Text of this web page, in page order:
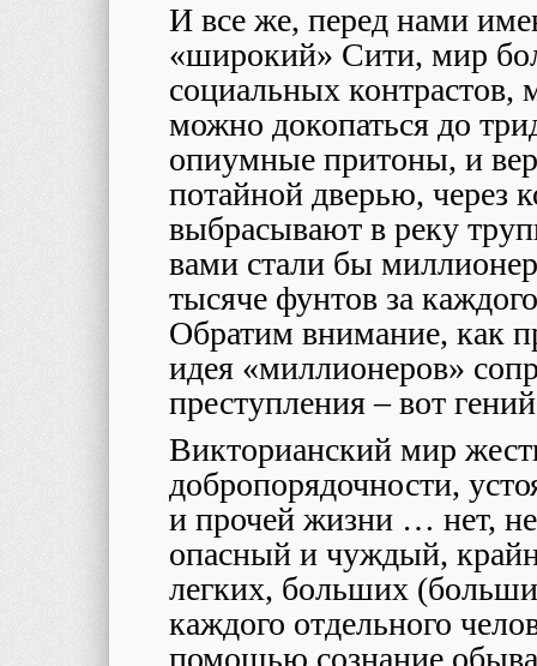
И все же, перед нами
«широкий» Сити, мир
социальных контрастов,
можно докопаться до
опиумные притоны, и
потайной дверью, через
выбрасывают в реку
вами стали бы
тысяче фунтов за
Обратим внимание, как
идея «миллионеров»
преступления – вот
Викторианский мир
добропорядочности,
и прочей жизни … нет, не
опасный и чуждый,
легких, больших
каждого отдельного
помощью сознание